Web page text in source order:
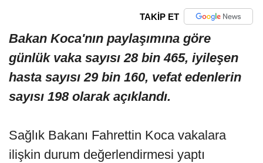
TAKİP ET
Bakan Koca'nın paylaşımına göre
günlük vaka sayısı 28 bin 465, iyileşen
hasta sayısı 29 bin 160, vefat edenlerin
sayısı 198 olarak açıklandı.
Sağlık Bakanı Fahrettin Koca vakalara
ilişkin durum değerlendirmesi yaptı